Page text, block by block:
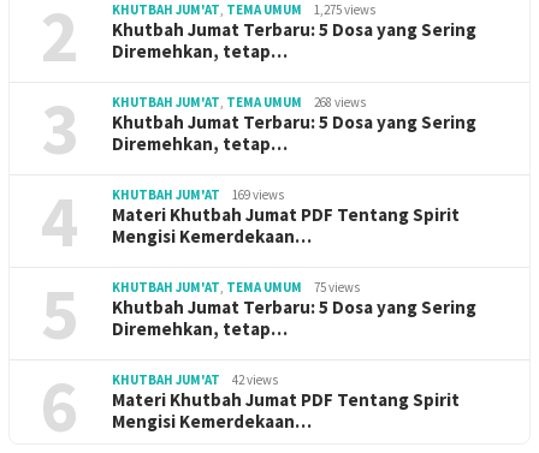
2 KHUTBAH JUM'AT, TEMA UMUM 1,275 views
Khutbah Jumat Terbaru: 5 Dosa yang Sering
Diremehkan, tetap…
3 KHUTBAH JUM'AT, TEMA UMUM 268 views
Khutbah Jumat Terbaru: 5 Dosa yang Sering
Diremehkan, tetap…
4 KHUTBAH JUM'AT 169 views
Materi Khutbah Jumat PDF Tentang Spirit
Mengisi Kemerdekaan…
5 KHUTBAH JUM'AT, TEMA UMUM 75 views
Khutbah Jumat Terbaru: 5 Dosa yang Sering
Diremehkan, tetap…
6 KHUTBAH JUM'AT 42 views
Materi Khutbah Jumat PDF Tentang Spirit
Mengisi Kemerdekaan…